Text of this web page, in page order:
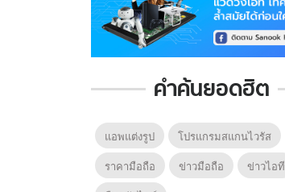
คำค้นยอดฮิต
แอพแต่งรูป
โปรแกรมสแกนไวรัส
ราคามือถือ
ข่าวมือถือ
ข่าวไอที